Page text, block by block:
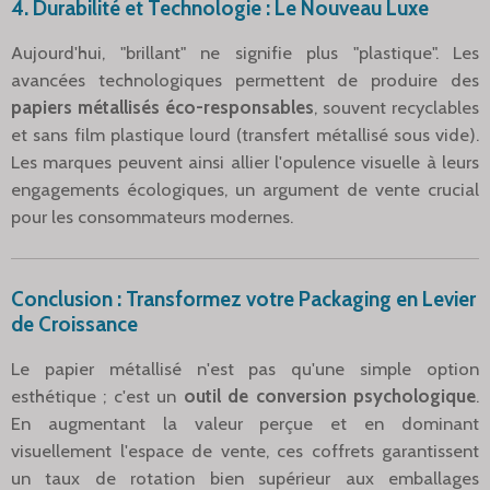
4. Durabilité et Technologie : Le Nouveau Luxe
Aujourd'hui, "brillant" ne signifie plus "plastique". Les
avancées technologiques permettent de produire des
papiers métallisés éco-responsables, souvent recyclables
et sans film plastique lourd (transfert métallisé sous vide).
Les marques peuvent ainsi allier l'opulence visuelle à leurs
engagements écologiques, un argument de vente crucial
pour les consommateurs modernes.
Conclusion : Transformez votre Packaging en Levier
de Croissance
Le papier métallisé n'est pas qu'une simple option
esthétique ; c'est un outil de conversion psychologique.
En augmentant la valeur perçue et en dominant
visuellement l'espace de vente, ces coffrets garantissent
un taux de rotation bien supérieur aux emballages